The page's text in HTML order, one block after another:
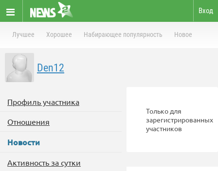
Вход
Лучшее Хорошее Набирающее популярность Новое
Den12
Профиль участника
Отношения
Новости
Активность за сутки
Только для
зарегистрированных
участников